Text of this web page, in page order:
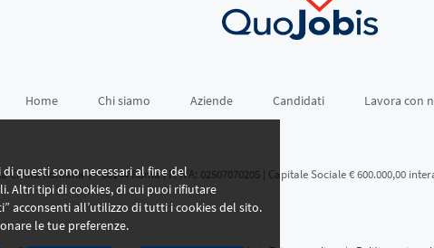
questi sono necessari al fine del
Altri tipi di cookies, di cui puoi rifiutare
acconsenti all’utilizzo di tutti i cookies del sito.
le tue preferenze.
Home Chi siamo Aziende Candidati Lavora con
Civiltà Romana 7 - 00144 Roma | P. IVA: 02507070205 | Capitale Sociale € 600.000,00